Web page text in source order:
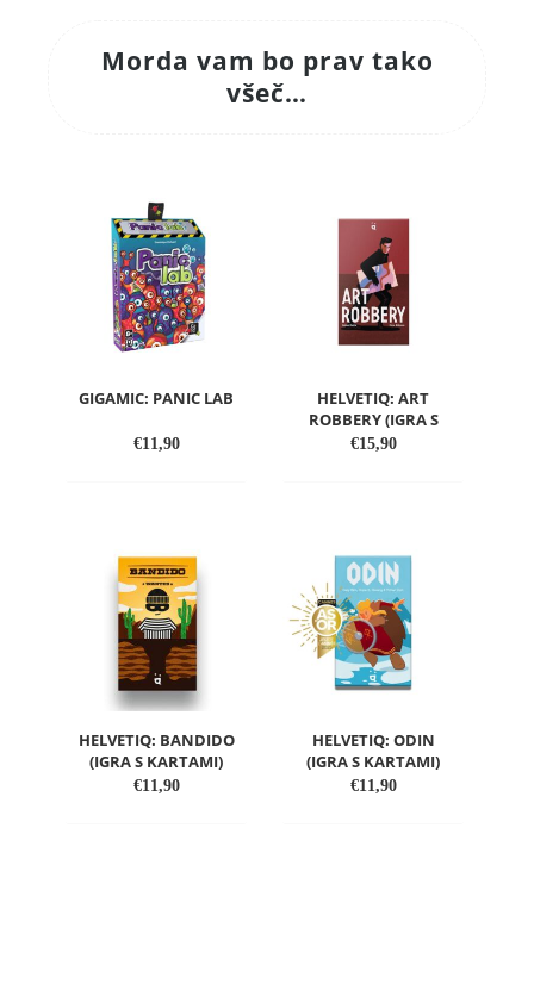
Morda vam bo prav tako
všeč…
GIGAMIC: PANIC LAB
€11,90
SEZNAM
ŽELJA
HELVETIQ: ART
ROBBERY (IGRA S
KA...
€15,90
SEZNAM
ŽELJA
HELVETIQ: BANDIDO
(IGRA S KARTAMI)
€11,90
HELVETIQ: ODIN
(IGRA S KARTAMI)
€11,90